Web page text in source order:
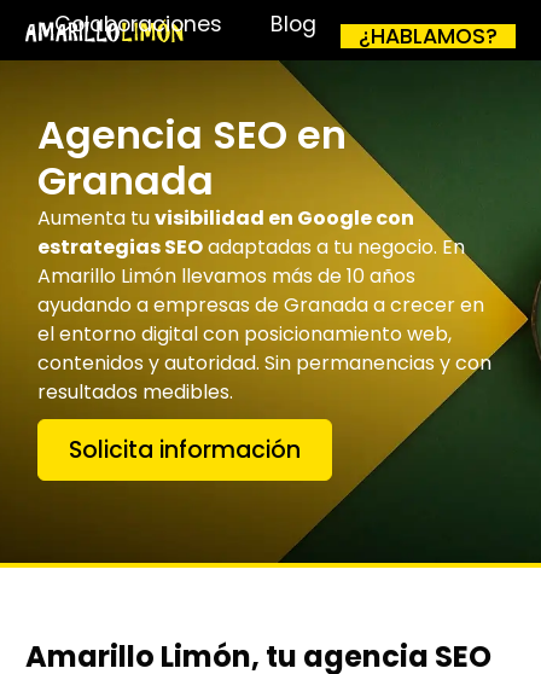
Colaboraciones Blog ¿HABLAMOS?
Agencia SEO en
Granada
Aumenta tuvisibilidad en Google con
estrategias SEOadaptadas a tu negocio. En
Amarillo Limón llevamos más de 10 años
ayudando a empresas de Granada a crecer en
el entorno digital con posicionamiento web,
contenidos y autoridad. Sin permanencias y con
resultados medibles.
Solicita información
Amarillo Limón, tu agencia SEO